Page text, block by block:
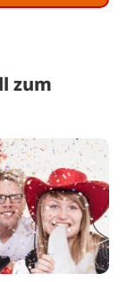
zum